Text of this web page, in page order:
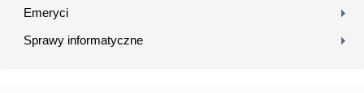
Emeryci
Sprawy informatyczne